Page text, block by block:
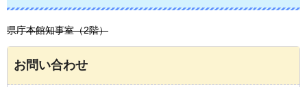
県庁本館知事室（2階）
お問い合わせ